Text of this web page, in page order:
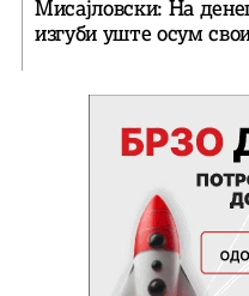
Мисајловски: На
изгуби уште осум